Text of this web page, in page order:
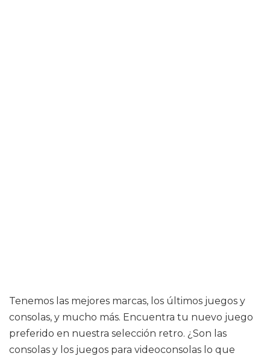
Tenemos las mejores marcas, los últimos juegos y
consolas, y mucho más. Encuentra tu nuevo juego
preferido en nuestra selección retro. ¿Son las
consolas y los juegos para videoconsolas lo que